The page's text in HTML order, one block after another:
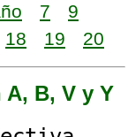
7
9
18 19 20
B, V y Y